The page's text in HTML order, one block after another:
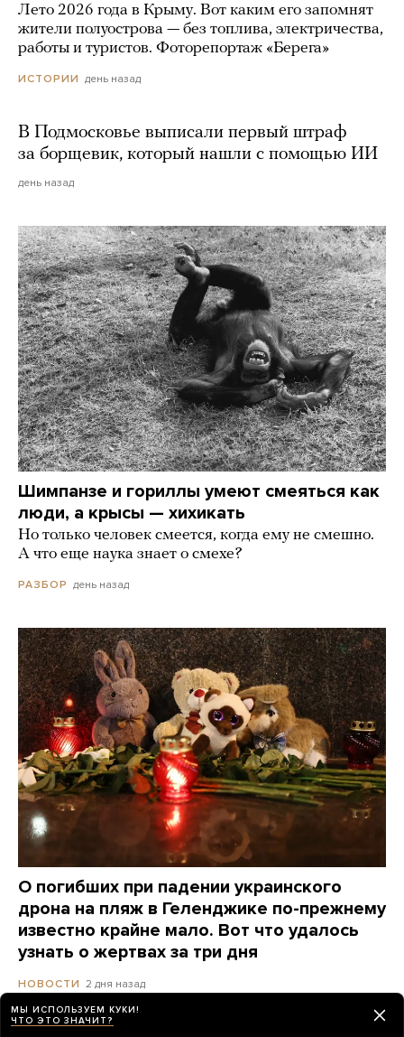
Лето 2026 года в Крыму. Вот каким его запомнят
жители полуострова — без топлива, электричества,
работы и туристов. Фоторепортаж «Берега»
ИСТОРИИ день назад
В Подмосковье выписали первый штраф
за борщевик, который нашли с помощью ИИ
день назад
Шимпанзе и гориллы умеют смеяться как
люди, а крысы — хихикать
Но только человек смеется, когда ему не смешно.
А что еще наука знает о смехе?
РАЗБОР день назад
О погибших при падении украинского
дрона на пляж в Геленджике по-прежнему
известно крайне мало. Вот что удалось
узнать о жертвах за три дня
НОВОСТИ 2 дня назад
МЫ ИСПОЛЬЗУЕМ КУКИ!
ЧТО ЭТО ЗНАЧИТ?